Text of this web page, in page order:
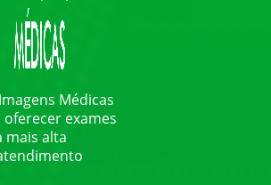
Médicas
exames
mais alta